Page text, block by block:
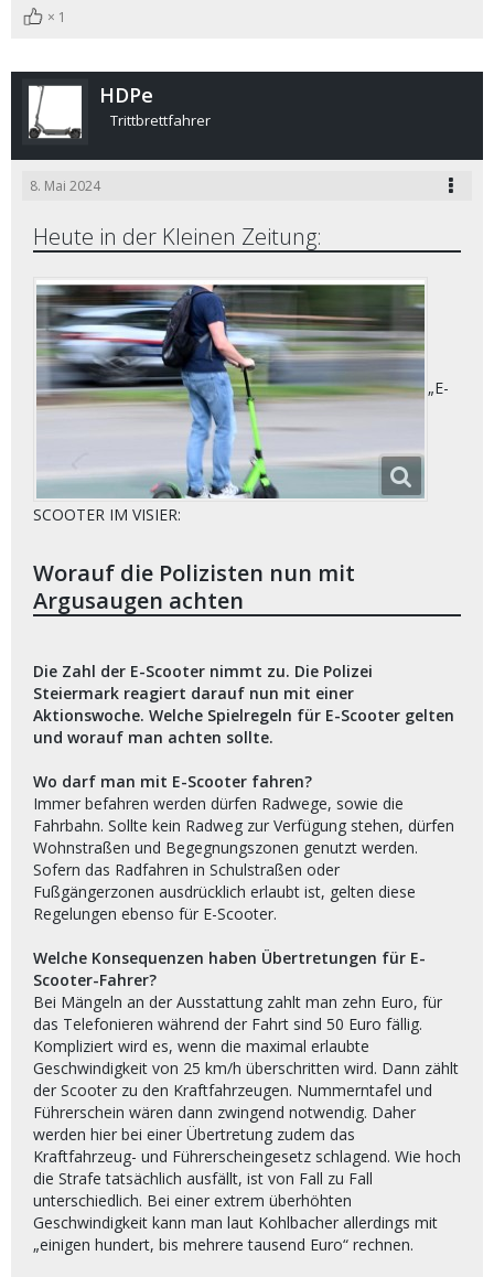
1
HDPe
Trittbrettfahrer
8. Mai 2024
Heute in der Kleinen Zeitung:
„E-
SCOOTER IM VISIER:
Worauf die Polizisten nun mit
Argusaugen achten
Die Zahl der E-Scooter nimmt zu. Die Polizei
Steiermark reagiert darauf nun mit einer
Aktionswoche. Welche Spielregeln für E-Scooter gelten
und worauf man achten sollte.
Wo darf man mit E-Scooter fahren?
Immer befahren werden dürfen Radwege, sowie die
Fahrbahn. Sollte kein Radweg zur Verfügung stehen, dürfen
Wohnstraßen und Begegnungszonen genutzt werden.
Sofern das Radfahren in Schulstraßen oder
Fußgängerzonen ausdrücklich erlaubt ist, gelten diese
Regelungen ebenso für E-Scooter.
Welche Konsequenzen haben Übertretungen für E-
Scooter-Fahrer?
Bei Mängeln an der Ausstattung zahlt man zehn Euro, für
das Telefonieren während der Fahrt sind 50 Euro fällig.
Kompliziert wird es, wenn die maximal erlaubte
Geschwindigkeit von 25 km/h überschritten wird. Dann zählt
der Scooter zu den Kraftfahrzeugen. Nummerntafel und
Führerschein wären dann zwingend notwendig. Daher
werden hier bei einer Übertretung zudem das
Kraftfahrzeug- und Führerscheingesetz schlagend. Wie hoch
die Strafe tatsächlich ausfällt, ist von Fall zu Fall
unterschiedlich. Bei einer extrem überhöhten
Geschwindigkeit kann man laut Kohlbacher allerdings mit
„einigen hundert, bis mehrere tausend Euro“ rechnen.